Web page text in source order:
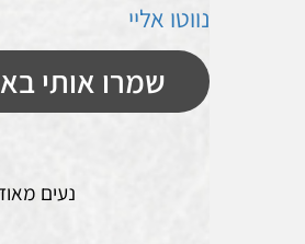
נווטו אליי
שמרו אותי
נעים